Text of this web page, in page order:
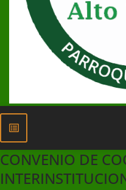
CONVENIO DE